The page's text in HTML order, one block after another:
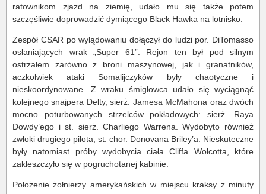
ratownikom zjazd na ziemię, udało mu się także potem
szczęśliwie doprowadzić dymiącego Black Hawka na lotnisko.
Zespół CSAR po wylądowaniu dołączył do ludzi por. DiTomasso
osłaniających wrak „Super 61”. Rejon ten był pod silnym
ostrzałem zarówno z broni maszynowej, jak i granatników,
aczkolwiek ataki Somalijczyków były chaotyczne i
nieskoordynowane. Z wraku śmigłowca udało się wyciągnąć
kolejnego snajpera Delty, sierż. Jamesa McMahona oraz dwóch
mocno poturbowanych strzelców pokładowych: sierż. Raya
Dowdy’ego i st. sierż. Charliego Warrena. Wydobyto również
zwłoki drugiego pilota, st. chor. Donovana Briley’a. Nieskuteczne
były natomiast próby wydobycia ciała Cliffa Wolcotta, które
zakleszczyło się w pogruchotanej kabinie.
Położenie żołnierzy amerykańskich w miejscu kraksy z minuty